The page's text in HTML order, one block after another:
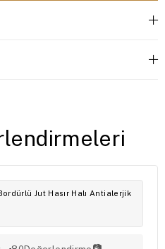
Jut Hasır Halı Antialerjik